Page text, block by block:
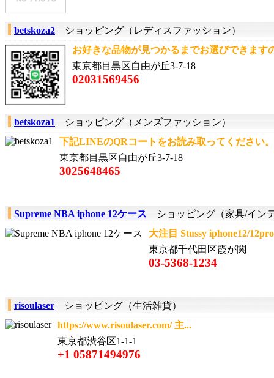
betskoza2 ショッピング（レディスファッション）
お好きな品物が見つかるまでお選びできます
東京都目黒区自由が丘3-7-18
02031569456
betskoza1
ショッピング（メンズファッション）
下記LINEのQRコートをお読み取ってください
東京都目黒区自由が丘3-7-18
3025648465
Supreme NBA iphone 12ケース ショッピング（家具/イン
大注目 Stussy iphone12/
東京都千代田区霞が関
03-5368-1234
risoulaser ショッピング（生活雑貨）
https://www.risoulaser.com/ 主...
東京都渋谷区1-1-1
+1 05871494976